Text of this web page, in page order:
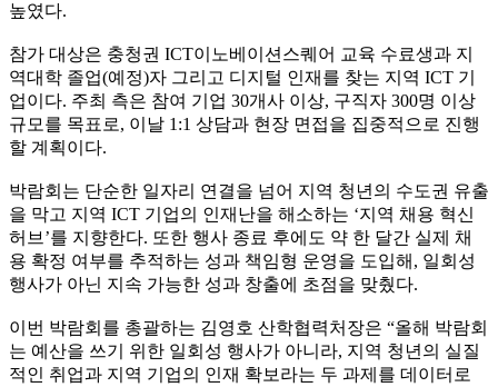
높였다.
참가 대상은 충청권 ICT이노베이션스퀘어 교육 수료생과 지
역대학 졸업(예정)자 그리고 디지털 인재를 찾는 지역 ICT 기
업이다. 주최 측은 참여 기업 30개사 이상, 구직자 300명 이상
규모를 목표로, 이날 1:1 상담과 현장 면접을 집중적으로 진행
할 계획이다.
박람회는 단순한 일자리 연결을 넘어 지역 청년의 수도권 유출
을 막고 지역 ICT 기업의 인재난을 해소하는 ‘지역 채용 혁신
허브’를 지향한다. 또한 행사 종료 후에도 약 한 달간 실제 채
용 확정 여부를 추적하는 성과 책임형 운영을 도입해, 일회성
행사가 아닌 지속 가능한 성과 창출에 초점을 맞췄다.
이번 박람회를 총괄하는 김영호 산학협력처장은 “올해 박람회
는 예산을 쓰기 위한 일회성 행사가 아니라, 지역 청년의 실질
적인 취업과 지역 기업의 인재 확보라는 두 과제를 데이터로